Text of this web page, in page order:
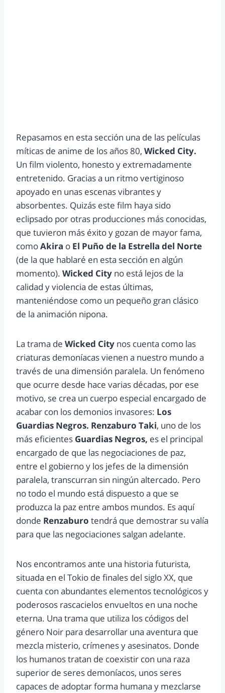
Repasamos en esta sección una de las películas
míticas de anime de los años 80, Wicked City.
Un film violento, honesto y extremadamente
entretenido. Gracias a un ritmo vertiginoso
apoyado en unas escenas vibrantes y
absorbentes. Quizás este film haya sido
eclipsado por otras producciones más conocidas,
que tuvieron más éxito y gozan de mayor fama,
comoAkira o El Puño de la Estrella del Norte
(de la que hablaré en esta sección en algún
momento). Wicked City no está lejos de la
calidad y violencia de estas últimas,
manteniéndose como un pequeño gran clásico
de la animación nipona.
La trama de Wicked City nos cuenta como las
criaturas demoníacas vienen a nuestro mundo a
través de una dimensión paralela. Un fenómeno
que ocurre desde hace varias décadas, por ese
motivo, se crea un cuerpo especial encargado de
acabar con los demonios invasores: Los
Guardias Negros. Renzaburo Taki, uno de los
más eficientes Guardias Negros, es el principal
encargado de que las negociaciones de paz,
entre el gobierno y los jefes de la dimensión
paralela, transcurran sin ningún altercado. Pero
no todo el mundo está dispuesto a que se
produzca la paz entre ambos mundos. Es aquí
donde Renzaburo tendrá que demostrar su valía
para que las negociaciones salgan adelante.
Nos encontramos ante una historia futurista,
situada en el Tokio de finales del siglo XX, que
cuenta con abundantes elementos tecnológicos y
poderosos rascacielos envueltos en una noche
eterna. Una trama que utiliza los códigos del
género Noir para desarrollar una aventura que
mezcla misterio, crímenes y asesinatos. Donde
los humanos tratan de coexistir con una raza
superior de seres demoníacos, unos seres
capaces de adoptar forma humana y mezclarse